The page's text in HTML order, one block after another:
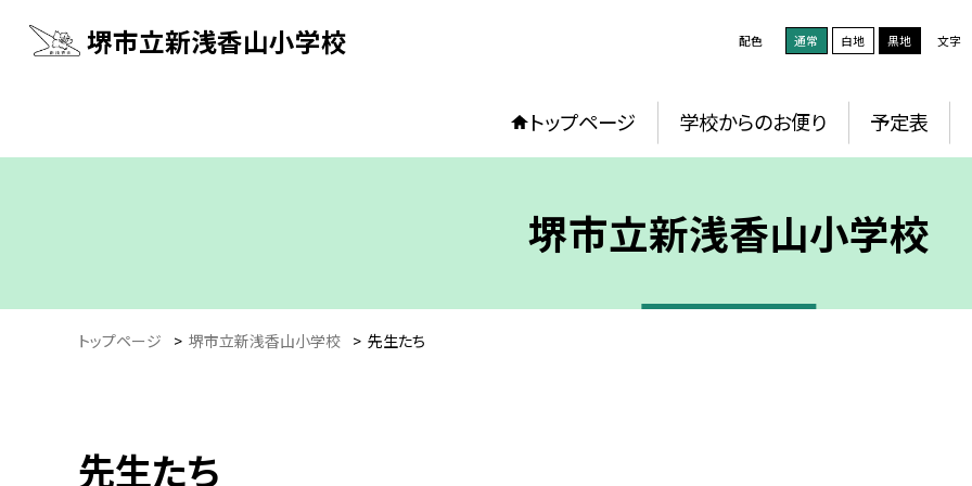
堺市立新浅香山小学校 配色 通常 白地 黒地 文字
トップページ 学校からのお便り 予定表
堺市立新浅香山小学校
トップページ > 堺市立新浅香山小学校 > 先生たち
先生たち